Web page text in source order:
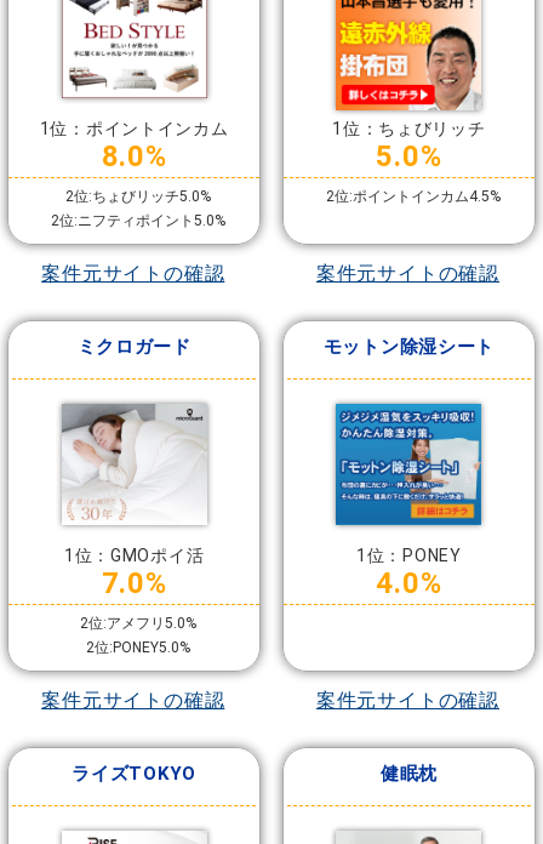
1位：ポイントインカム
8.0%
2位:ちょびリッチ5.0%
2位:ニフティポイント5.0%
案件元サイトの確認
1位：ちょびリッチ
5.0%
2位:ポイントインカム4.5%
案件元サイトの確認
ミクロガード
1位：GMOポイ活
7.0%
2位:アメフリ5.0%
2位:PONEY5.0%
案件元サイトの確認
モットン除湿シート
1位：PONEY
4.0%
案件元サイトの確認
ライズTOKYO 健眠枕